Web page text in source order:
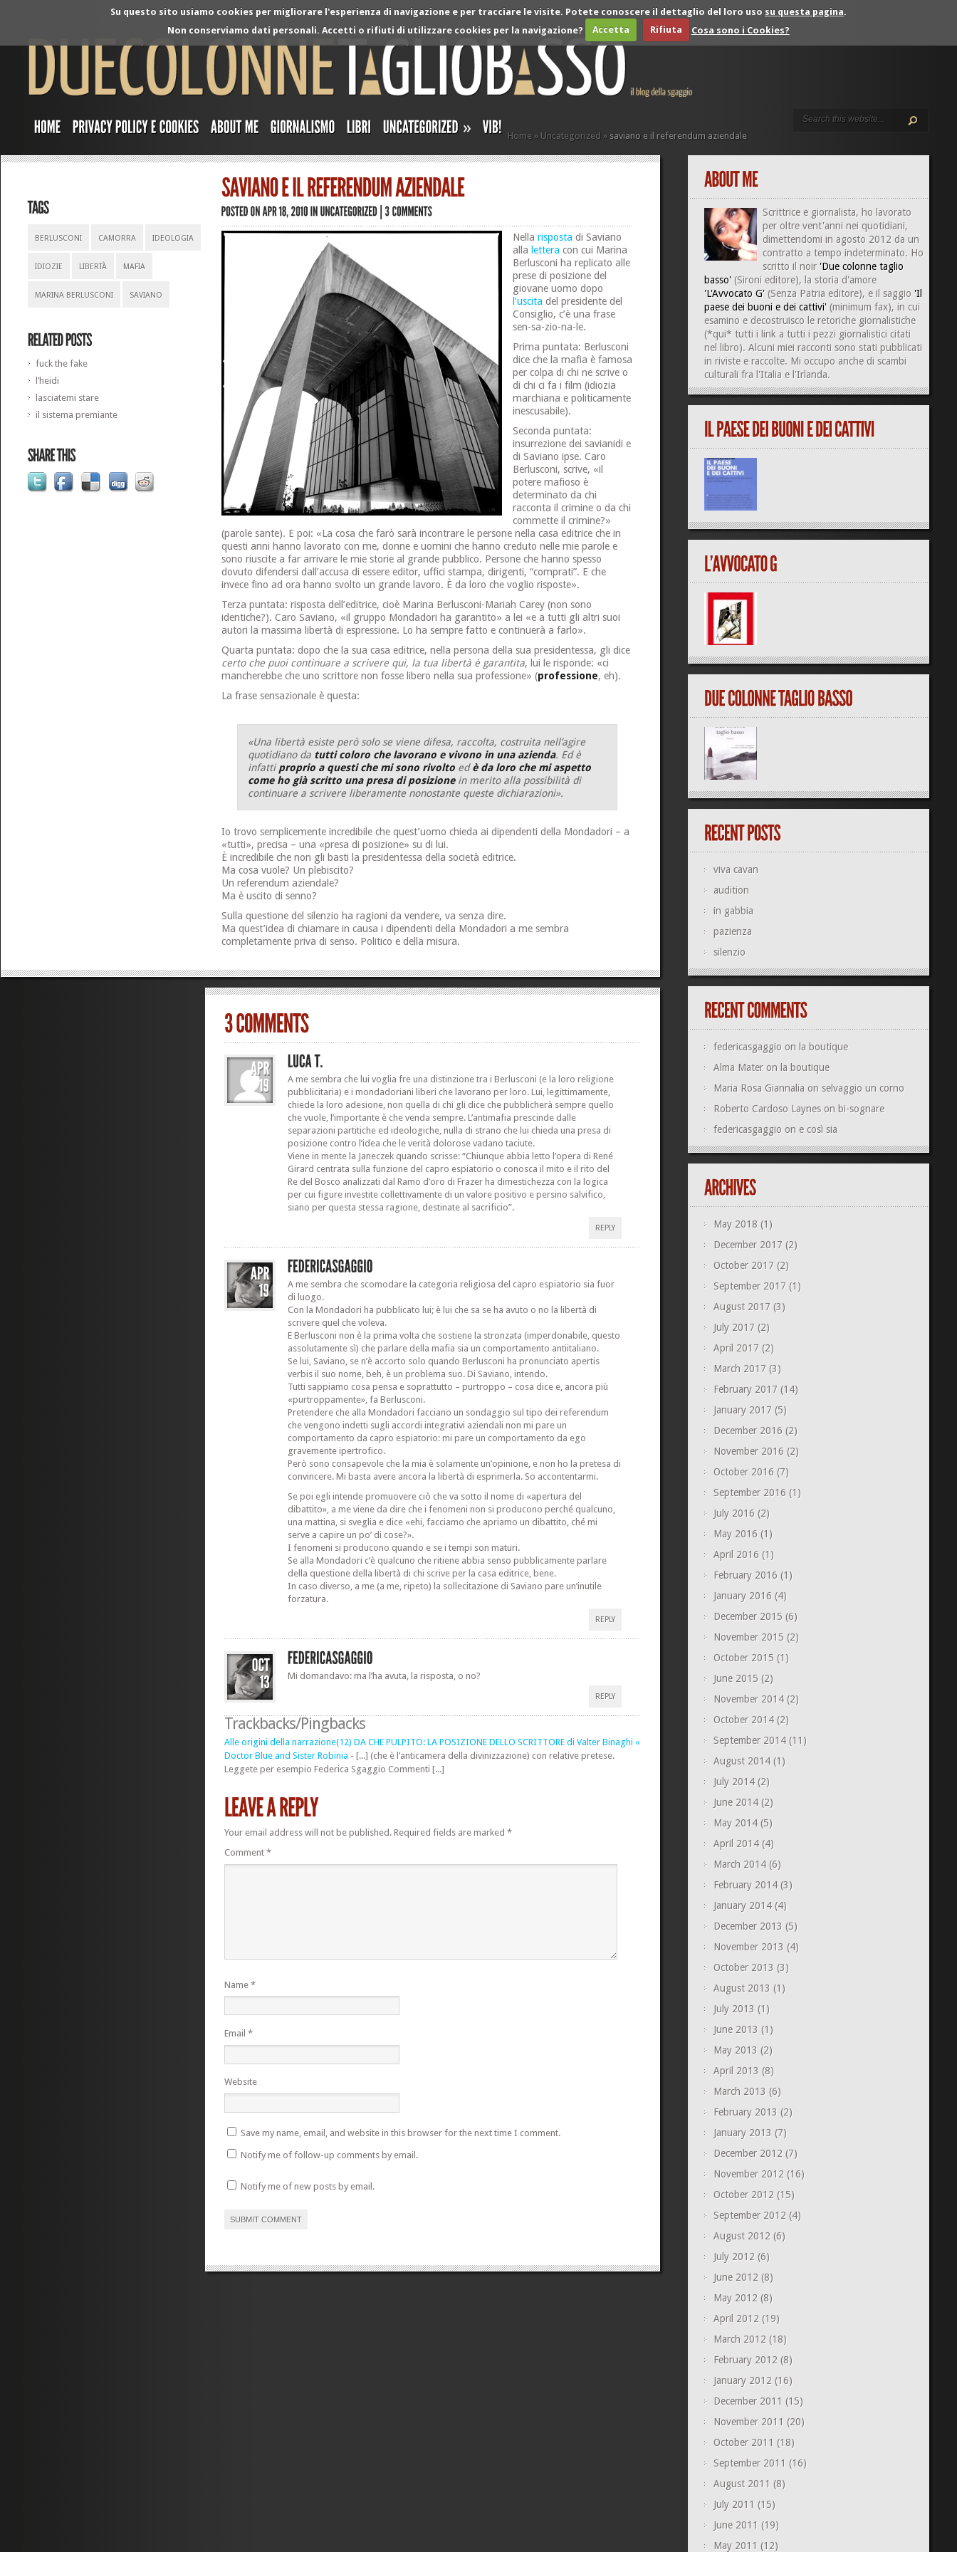
Su questo sito usiamo cookies per migliorare l'esperienza di navigazione e per tracciare le visite. Potete conoscere il dettaglio del loro uso su questa pagina.
Non conserviamo dati personali. Accetti o rifiuti di utilizzare cookies per la navigazione?
Accetta Rifiuta Cosa sono i Cookies?
» Home » Uncategorized » saviano e il referendum aziendale
BERLUSCONI CAMORRA IDEOLOGIA
IDIOZIE LIBERTÀ MAFIA
MARINA BERLUSCONI SAVIANO
fuck the fake
l’heidi
lasciatemi stare
il sistema premiante
Nellarisposta di Saviano
alla lettera con cui Marina
Berlusconi ha replicato alle
prese di posizione del
giovane uomo dopo
l’uscita del presidente del
Consiglio, c’è una frase
sen-sa-zio-na-le.
Prima puntata: Berlusconi
dice che la mafia è famosa
per colpa di chi ne scrive o
di chi ci fa i film (idiozia
marchiana e politicamente
inescusabile).
Seconda puntata:
insurrezione dei savianidi e
di Saviano ipse. Caro
Berlusconi, scrive, «il
potere mafioso è
determinato da chi
racconta il crimine o da chi
commette il crimine?»
(parole sante). E poi: «La cosa che farò sarà incontrare le persone nella casa editrice che in
questi anni hanno lavorato con me, donne e uomini che hanno creduto nelle mie parole e
sono riuscite a far arrivare le mie storie al grande pubblico. Persone che hanno spesso
dovuto difendersi dall’accusa di essere editor, uffici stampa, dirigenti, “comprati”. E che
invece fino ad ora hanno svolto un grande lavoro. È da loro che voglio risposte».
Terza puntata: risposta dell’editrice, cioè Marina Berlusconi-Mariah Carey (non sono
identiche?). Caro Saviano, «il gruppo Mondadori ha garantito» a lei «e a tutti gli altri suoi
autori la massima libertà di espressione. Lo ha sempre fatto e continuerà a farlo».
Quarta puntata: dopo che la sua casa editrice, nella persona della sua presidentessa, gli dice
certo che puoi continuare a scrivere qui, la tua libertà è garantita, lui le risponde: «ci
mancherebbe che uno scrittore non fosse libero nella sua professione» (professione, eh).
La frase sensazionale è questa:
«Una libertà esiste però solo se viene difesa, raccolta, costruita nell’agire
quotidiano da tutti coloro che lavorano e vivono in una azienda. Ed è
infatti proprio a questi che mi sono rivoltoedè da loro che mi aspetto
come ho già scritto una presa di posizionein merito alla possibilità di
continuare a scrivere liberamente nonostante queste dichiarazioni».
Io trovo semplicemente incredibile che quest’uomo chieda ai dipendenti della Mondadori – a
«tutti», precisa – una «presa di posizione» su di lui.
È incredibile che non gli basti la presidentessa della società editrice.
Ma cosa vuole? Un plebiscito?
Un referendum aziendale?
Ma è uscito di senno?
Sulla questione del silenzio ha ragioni da vendere, va senza dire.
Ma quest’idea di chiamare in causa i dipendenti della Mondadori a me sembra
completamente priva di senso. Politico e della misura.
A me sembra che lui voglia fre una distinzione tra i Berlusconi (e la loro religione
pubblicitaria) e i mondadoriani liberi che lavorano per loro. Lui, legittimamente,
chiede la loro adesione, non quella di chi gli dice che pubblicherà sempre quello
che vuole, l’importante è che venda sempre. L’antimafia prescinde dalle
separazioni partitiche ed ideologiche, nulla di strano che lui chieda una presa di
posizione contro l’idea che le verità dolorose vadano taciute.
Viene in mente la Janeczek quando scrisse: “Chiunque abbia letto l’opera di René
Girard centrata sulla funzione del capro espiatorio o conosca il mito e il rito del
Re del Bosco analizzati dal Ramo d’oro di Frazer ha dimestichezza con la logica
per cui figure investite collettivamente di un valore positivo e persino salvifico,
siano per questa stessa ragione, destinate al sacrificio”.
REPLY
A me sembra che scomodare la categoria religiosa del capro espiatorio sia fuor
di luogo.
Con la Mondadori ha pubblicato lui; è lui che sa se ha avuto o no la libertà di
scrivere quel che voleva.
E Berlusconi non è la prima volta che sostiene la stronzata (imperdonabile, questo
assolutamente sì) che parlare della mafia sia un comportamento antiitaliano.
Se lui, Saviano, se n’è accorto solo quando Berlusconi ha pronunciato apertis
verbis il suo nome, beh, è un problema suo. Di Saviano, intendo.
Tutti sappiamo cosa pensa e soprattutto – purtroppo – cosa dice e, ancora più
«purtroppamente», fa Berlusconi.
Pretendere che alla Mondadori facciano un sondaggio sul tipo dei referendum
che vengono indetti sugli accordi integrativi aziendali non mi pare un
comportamento da capro espiatorio: mi pare un comportamento da ego
gravemente ipertrofico.
Però sono consapevole che la mia è solamente un’opinione, e non ho la pretesa di
convincere. Mi basta avere ancora la libertà di esprimerla. So accontentarmi.
Se poi egli intende promuovere ciò che va sotto il nome di «apertura del
dibattito», a me viene da dire che i fenomeni non si producono perché qualcuno,
una mattina, si sveglia e dice «ehi, facciamo che apriamo un dibattito, ché mi
serve a capire un po’ di cose?».
I fenomeni si producono quando e se i tempi son maturi.
Se alla Mondadori c’è qualcuno che ritiene abbia senso pubblicamente parlare
della questione della libertà di chi scrive per la casa editrice, bene.
In caso diverso, a me (a me, ripeto) la sollecitazione di Saviano pare un’inutile
forzatura.
REPLY
Mi domandavo: ma l’ha avuta, la risposta, o no?
REPLY
Trackbacks/Pingbacks
Alle origini della narrazione(12) DA CHE PULPITO: LA POSIZIONE DELLO SCRITTORE di Valter Binaghi «
Doctor Blue and Sister Robinia - [...] (che è l’anticamera della divinizzazione) con relative pretese.
Leggete per esempio Federica Sgaggio Commenti [...]
Your email address will not be published. Required fields are marked *
Comment *
Name *
Email *
Website
Save my name, email, and website in this browser for the next time I comment.
Notify me of follow-up comments by email.
Notify me of new posts by email.
Scrittrice e giornalista, ho lavorato
per oltre vent'anni nei quotidiani,
dimettendomi in agosto 2012 da un
contratto a tempo indeterminato. Ho
scritto il noir 'Due colonne taglio
basso'(Sironi editore), la storia d'amore
'L'Avvocato G'(Senza Patria editore), e il saggio 'Il
paese dei buoni e dei cattivi'(minimum fax), in cui
esamino e decostruisco le retoriche giornalistiche
(*qui* tutti i link a tutti i pezzi giornalistici citati
nel libro). Alcuni miei racconti sono stati pubblicati
in riviste e raccolte. Mi occupo anche di scambi
culturalifra l'Italia e l'Irlanda.
viva cavan
audition
in gabbia
pazienza
silenzio
federicasgaggioon la boutique
Alma Materon la boutique
Maria Rosa Giannalia on selvaggio un corno
Roberto Cardoso Layneson bi-sognare
federicasgaggioon e così sia
May 2018(1)
December 2017(2)
October 2017(2)
September 2017(1)
August 2017(3)
July 2017(2)
April 2017(2)
March 2017(3)
February 2017(14)
January 2017(5)
December 2016(2)
November 2016(2)
October 2016(7)
September 2016(1)
July 2016(2)
May 2016(1)
April 2016(1)
February 2016(1)
January 2016(4)
December 2015(6)
November 2015(2)
October 2015(1)
June 2015(2)
November 2014(2)
October 2014(2)
September 2014(11)
August 2014(1)
July 2014(2)
June 2014(2)
May 2014(5)
April 2014(4)
March 2014(6)
February 2014(3)
January 2014(4)
December 2013 (5)
November 2013 (4)
October 2013 (3)
August 2013 (1)
July 2013 (1)
June 2013 (1)
May 2013 (2)
April 2013 (8)
March 2013 (6)
February 2013 (2)
January 2013 (7)
December 2012(7)
November 2012(16)
October 2012(15)
September 2012(4)
August 2012(6)
July 2012(6)
June 2012(8)
May 2012(8)
April 2012(19)
March 2012(18)
February 2012(8)
January 2012(16)
December 2011 (15)
November 2011 (20)
October 2011 (18)
September 2011 (16)
August 2011 (8)
July 2011 (15)
June 2011 (19)
May 2011 (12)